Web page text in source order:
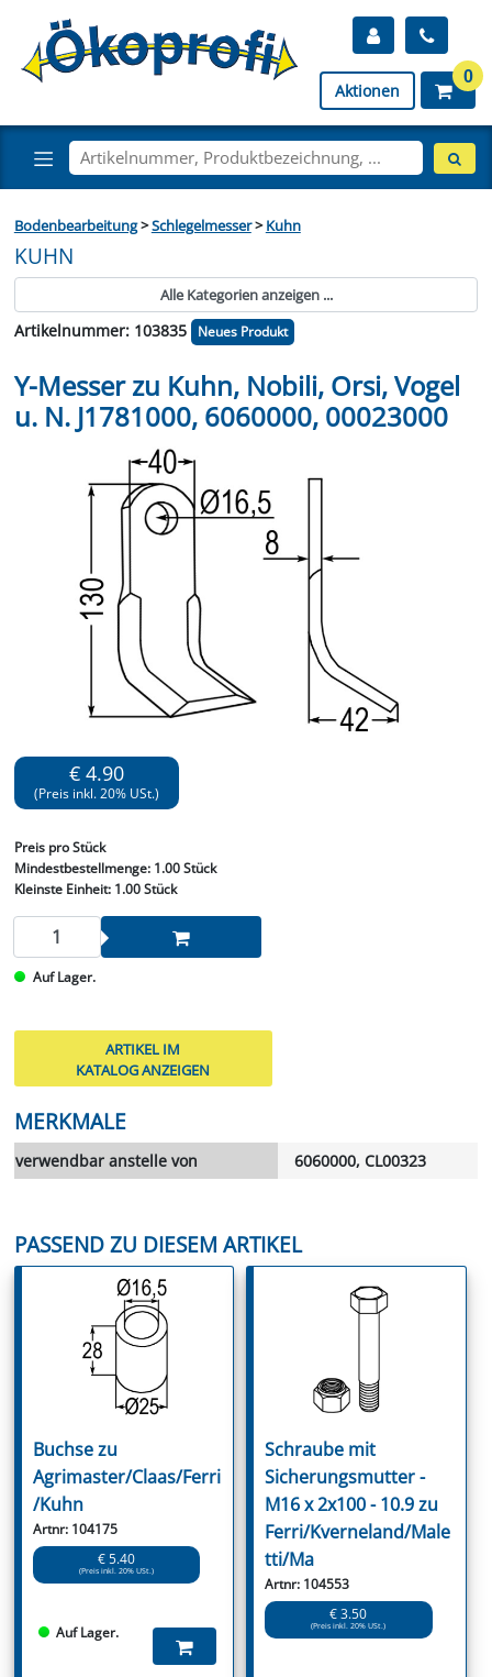
Aktionen
0
Bodenbearbeitung>Schlegelmesser>Kuhn
KUHN
Alle Kategorien anzeigen ...
Artikelnummer: 103835 Neues Produkt
Y-Messer zu Kuhn, Nobili, Orsi, Vogel
u. N. J1781000, 6060000, 00023000
€ 4.90
(Preis inkl. 20% USt.)
Preis pro Stück
Mindestbestellmenge: 1.00 Stück
Kleinste Einheit:1.00 Stück
Auf Lager.
ARTIKEL IM
KATALOG ANZEIGEN
MERKMALE
verwendbar anstelle von 6060000, CL00323
PASSEND ZU DIESEM ARTIKEL
Buchse zu
Agrimaster/Claas/Ferri
/Kuhn
Artnr: 104175
€ 5.40
(Preis inkl. 20% USt.)
Auf Lager.
Schraube mit
Sicherungsmutter -
M16 x 2x100 - 10.9 zu
Ferri/Kverneland/Male
tti/Ma
Artnr: 104553
€ 3.50
(Preis inkl. 20% USt.)